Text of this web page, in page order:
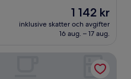
Priset
är
1 142 kr
1 142 kr
inklusive skatter och avgifter
16 aug. – 17 aug.